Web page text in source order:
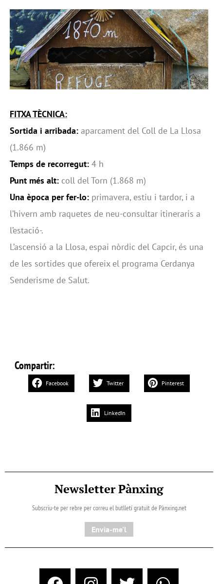
FITXA TÈCNICA:
Sortida i arribada: aparcament del Coll de La Llosa
(1.866 m)
Temps de recorregut: 4 h
Punt més alt: coll del Torn (1.868 m)
Una època per fer-lo: primavera, estiu i tardor, i a
l’hivern amb raquetes de neu-consultar itineraris a
l’estació-.
L’ascensió a la Llosa, espai nòrdic del Capcir, és una
de les sortides que ofereix el programa Cerdanya
Senderisme de Salut.
Compartir:
Facebook Twitter Pinterest
LinkedIn
Newsletter Pànxing
Subscriu-te per rebre per correu el butlletí gratuït de Pànxing.net​
Envia-me'l